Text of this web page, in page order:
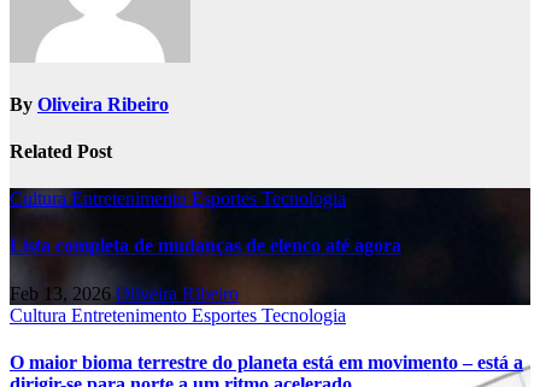
By Oliveira Ribeiro
Related Post
Cultura Entretenimento Esportes Tecnologia
Lista completa de mudanças de elenco até agora
Feb 13, 2026 Oliveira Ribeiro
Cultura Entretenimento Esportes Tecnologia
O maior bioma terrestre do planeta está em movimento – está a